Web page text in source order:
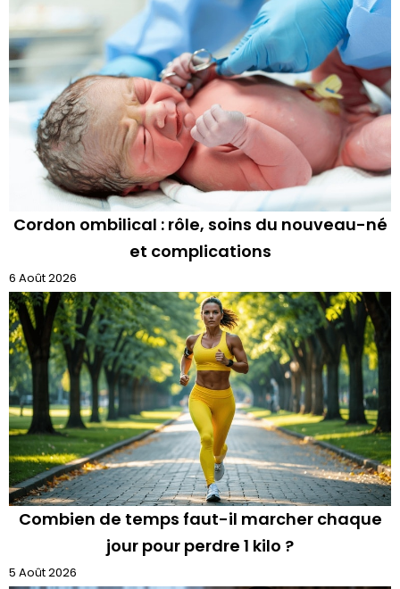
Cordon ombilical : rôle, soins du nouveau-né
et complications
6 Août 2026
Combien de temps faut-il marcher chaque
jour pour perdre 1 kilo ?
5 Août 2026